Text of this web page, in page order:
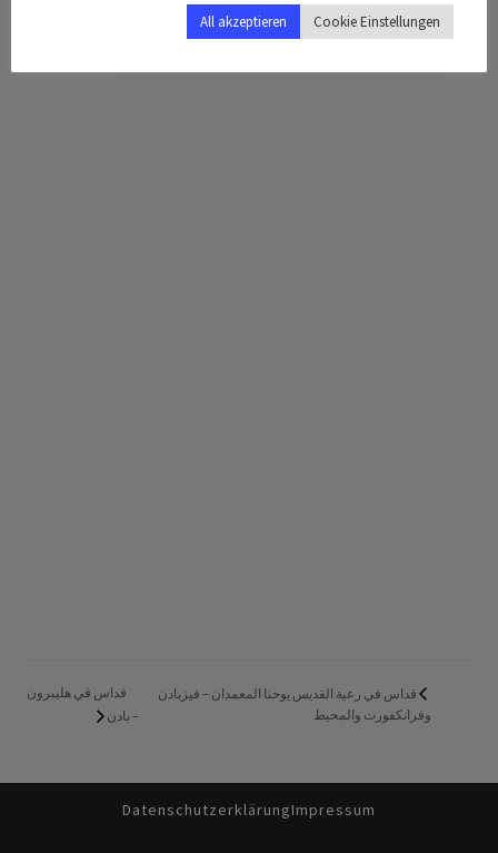
+ Google Map
قداس في رعية القديس يوحنا المعمدان – فيزبادن
وفرانكفورت والمحيط
قداس في هليبرون
– بادن
Impressum
Datenschutzerklärung
Cookie Einstellungen
All akzeptieren